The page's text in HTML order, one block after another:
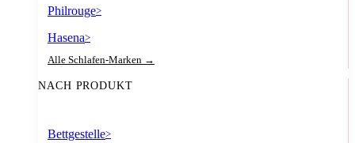
Philrouge>
Hasena>
Alle Schlafen-Marken →
NACH PRODUKT
Bettgestelle>